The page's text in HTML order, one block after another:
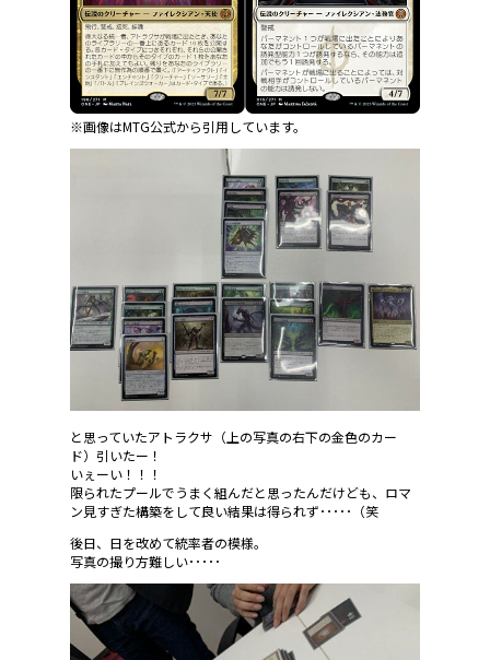
※画像はMTG公式から引用しています。
と思っていたアトラクサ（上の写真の右下の金色のカー
ド）引いたー！
いぇーい！！！
限られたプールでうまく組んだと思ったんだけども、ロマ
ン見すぎた構築をして良い結果は得られず･････（笑
後日、日を改めて統率者の模様。
写真の撮り方難しい･････